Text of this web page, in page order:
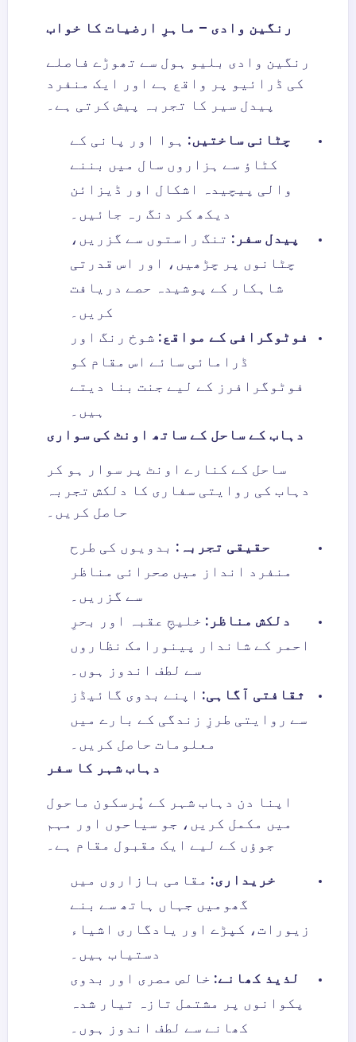
رنگین وادی – ماہرِ ارضیات کا خواب
رنگین وادی بلیو ہول سے تھوڑے فاصلے
کی ڈرائیو پر واقع ہے اور ایک منفرد
پیدل سیر کا تجربہ پیش کرتی ہے۔
چٹانی ساختیں: ہوا اور پانی کے
کٹاؤ سے ہزاروں سال میں بننے
والی پیچیدہ اشکال اور ڈیزائن
دیکھ کر دنگ رہ جائیں۔
پیدل سفر: تنگ راستوں سے گزریں،
چٹانوں پر چڑھیں، اور اس قدرتی
شاہکار کے پوشیدہ حصے دریافت
کریں۔
فوٹوگرافی کے مواقع: شوخ رنگ اور
ڈرامائی سائے اس مقام کو
فوٹوگرافرز کے لیے جنت بنا دیتے
ہیں۔
دہاب کے ساحل کے ساتھ اونٹ کی سواری
ساحل کے کنارے اونٹ پر سوار ہو کر
دہاب کی روایتی سفاری کا دلکش تجربہ
حاصل کریں۔
حقیقی تجربہ: بدویوں کی طرح
منفرد انداز میں صحرائی مناظر
سے گزریں۔
دلکش مناظر: خلیجِ عقبہ اور بحرِ
احمر کے شاندار پینورامک نظاروں
سے لطف اندوز ہوں۔
ثقافتی آگاہی: اپنے بدوی گائیڈز
سے روایتی طرزِ زندگی کے بارے میں
معلومات حاصل کریں۔
دہاب شہر کا سفر
اپنا دن دہاب شہر کے پُرسکون ماحول
میں مکمل کریں، جو سیاحوں اور مہم
جوؤں کے لیے ایک مقبول مقام ہے۔
خریداری: مقامی بازاروں میں
گھومیں جہاں ہاتھ سے بنے
زیورات، کپڑے اور یادگاری اشیاء
دستیاب ہیں۔
لذیذ کھانے: خالص مصری اور بدوی
پکوانوں پر مشتمل تازہ تیار شدہ
کھانے سے لطف اندوز ہوں۔